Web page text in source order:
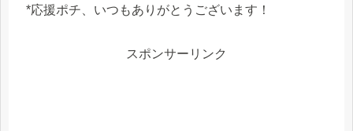
*応援ポチ、いつもありがとうございます！
スポンサーリンク